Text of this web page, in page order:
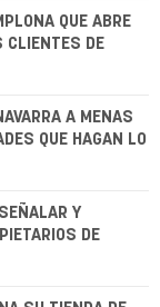
QUE ABRE
CLIENTES DE
A MENAS
QUE HAGAN LO
Y
DE